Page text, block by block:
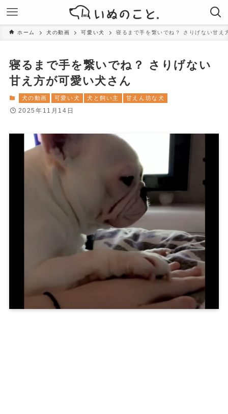
ホーム 犬の動画 可愛い犬 寝るまで手を繋いでね？ さりげない甘え
寝るまで手を繋いでね？ さりげない
甘え方が可愛い犬さん
犬の動画 可愛い犬 犬と飼い主 甘えん坊な犬
2025年11月14日